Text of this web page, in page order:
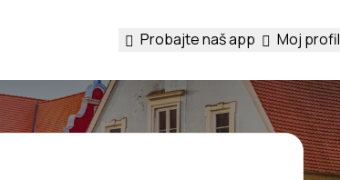
Probajte naš app Moj profil